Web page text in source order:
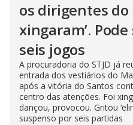
os dirigentes do
xingaram’.
seis jogos
A procuradoria do STJD já
entrada dos vestiários do
após a vitória do Santos
centro das atenções. Foi
dançou, provocou. Gritou
suspenso por seis partidas